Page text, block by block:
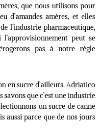
que nous utilisons pour
d’amandes amères, et elles
l’industrie pharmaceutique,
peut se
pas à notre règle
en sucre d’ailleurs. Adriatico
savons que c’est une industrie
un sucre de canne
aussi parce que de nos jours